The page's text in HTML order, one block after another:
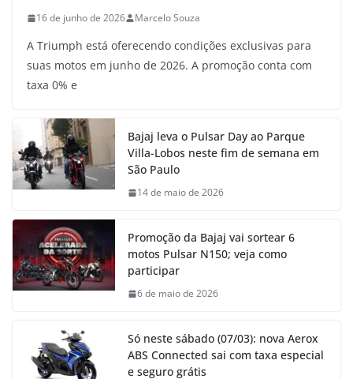
16 de junho de 2026 Marcelo Souza
A Triumph está oferecendo condições exclusivas para
suas motos em junho de 2026. A promoção conta com
taxa 0% e
Bajaj leva o Pulsar Day ao Parque
Villa-Lobos neste fim de semana em
São Paulo
14 de maio de 2026
Promoção da Bajaj vai sortear 6
motos Pulsar N150; veja como
participar
6 de maio de 2026
Só neste sábado (07/03): nova Aerox
ABS Connected sai com taxa especial
e seguro grátis